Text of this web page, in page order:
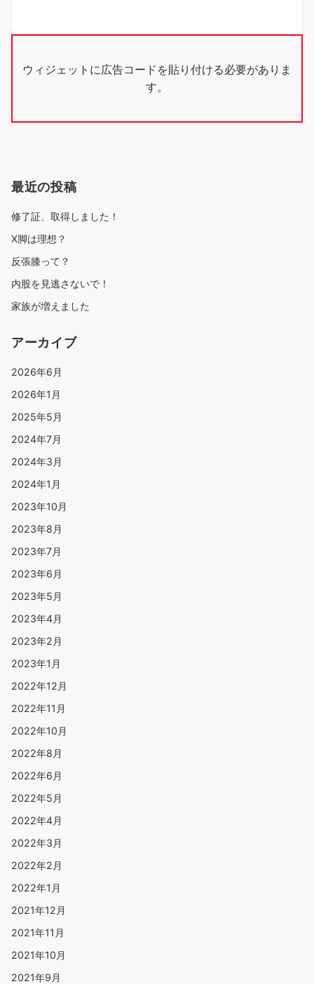
ゲ
シ
ウィジェットに広告コードを貼り付ける必要がありま
す。
最近の投稿
修了証、取得しました！
X脚は理想？
反張膝って？
内股を見逃さないで！
家族が増えました
アーカイブ
2026年6月
2026年1月
2025年5月
2024年7月
2024年3月
2024年1月
2023年10月
2023年8月
2023年7月
2023年6月
2023年5月
2023年4月
2023年2月
2023年1月
2022年12月
2022年11月
2022年10月
2022年8月
2022年6月
2022年5月
2022年4月
2022年3月
2022年2月
2022年1月
2021年12月
2021年11月
2021年10月
2021年9月